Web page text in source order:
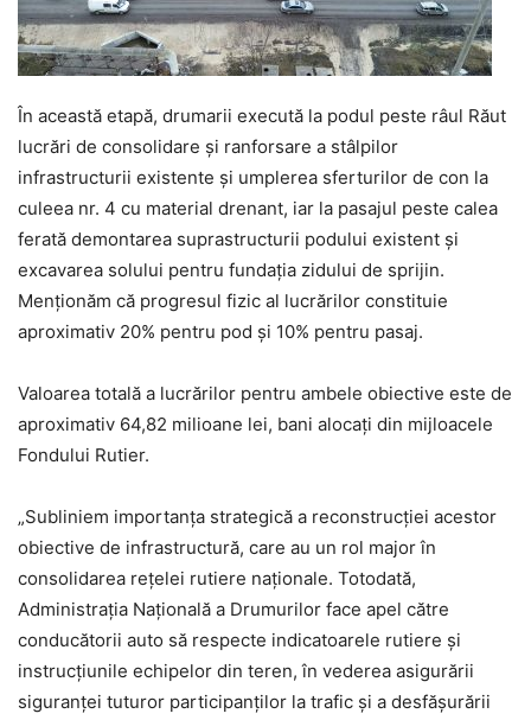
În această etapă, drumarii execută la podul peste râul Răut
lucrări de consolidare și ranforsare a stâlpilor
infrastructurii existente și umplerea sferturilor de con la
culeea nr. 4 cu material drenant, iar la pasajul peste calea
ferată demontarea suprastructurii podului existent și
excavarea solului pentru fundația zidului de sprijin.
Menționăm că progresul fizic al lucrărilor constituie
aproximativ 20% pentru pod și 10% pentru pasaj.
Valoarea totală a lucrărilor pentru ambele obiective este de
aproximativ 64,82 milioane lei, bani alocați din mijloacele
Fondului Rutier.
„Subliniem importanța strategică a reconstrucției acestor
obiective de infrastructură, care au un rol major în
consolidarea rețelei rutiere naționale. Totodată,
Administrația Națională a Drumurilor face apel către
conducătorii auto să respecte indicatoarele rutiere și
instrucțiunile echipelor din teren, în vederea asigurării
siguranței tuturor participanților la trafic și a desfășurării